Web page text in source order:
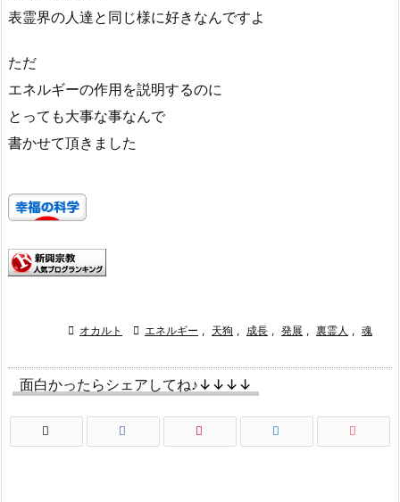
表霊界の人達と同じ様に好きなんですよ
ただ
エネルギーの作用を説明するのに
とっても大事な事なんで
書かせて頂きました
 オカルト  エネルギー , 天狗 , 成長 , 発展 , 裏霊人 , 魂
面白かったらシェアしてね♪↓↓↓↓